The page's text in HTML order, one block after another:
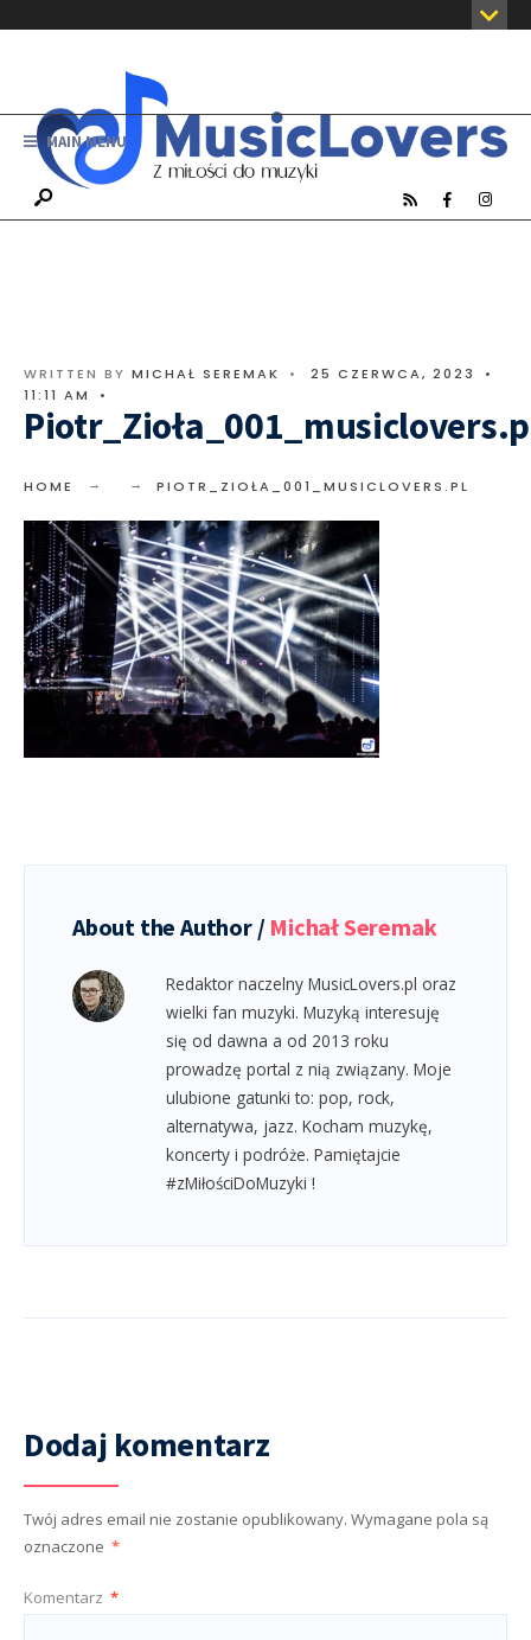
MAIN MENU
WRITTEN BY MICHAŁ SEREMAK • 25 CZERWCA, 2023
•
11:11 AM
•
HOME PIOTR_ZIOŁA_001_MUSICLOVERS.PL
About the Author / Michał Seremak
Redaktor naczelny MusicLovers.pl oraz
wielki fan muzyki. Muzyką interesuję
się od dawna a od 2013 roku
prowadzę portal z nią związany. Moje
ulubione gatunki to: pop, rock,
alternatywa, jazz. Kocham muzykę,
koncerty i podróże. Pamiętajcie
#zMiłościDoMuzyki !
Dodaj komentarz
Twój adres email nie zostanie opublikowany. Wymagane pola są
oznaczone *
Komentarz *